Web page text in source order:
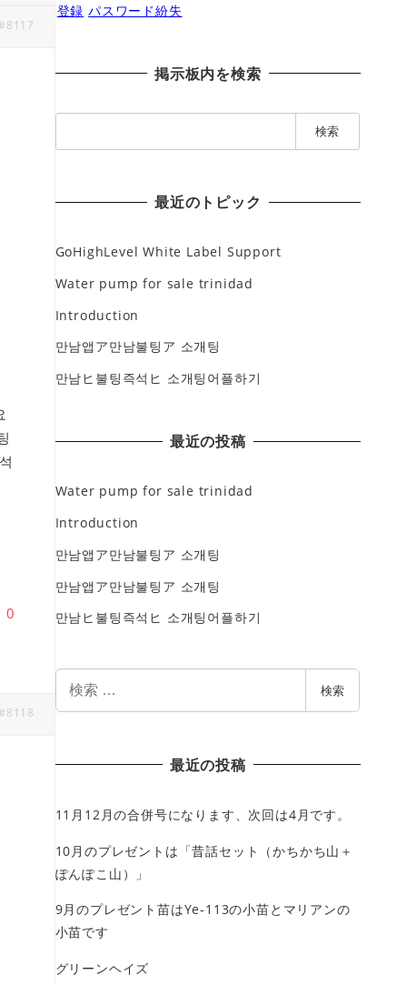
0
登録 パスワード紛失
掲示板内を検索
索
最近のトピック
GoHighLevel White Label Support
Water pump for sale trinidad
Introduction
만남앱ア만남불팅ア 소개팅
만남ヒ불팅즉석ヒ 소개팅어플하기
最近の投稿
Water pump for sale trinidad
Introduction
만남앱ア만남불팅ア 소개팅
만남앱ア만남불팅ア 소개팅
만남ヒ불팅즉석ヒ 소개팅어플하기
検索
最近の投稿
11月12月の合併号になります、次回は4月です。
10月のプレゼントは「昔話セット（かちかち山＋
ぽんぽこ山）」
9月のプレゼント苗はYe-113の小苗とマリアンの
小苗です
グリーンヘイズ